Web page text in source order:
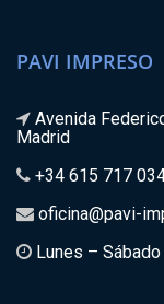
PAVI IMPRESO
Avenida
Madrid
+34 615 717
oficina@pavi-
Lunes –